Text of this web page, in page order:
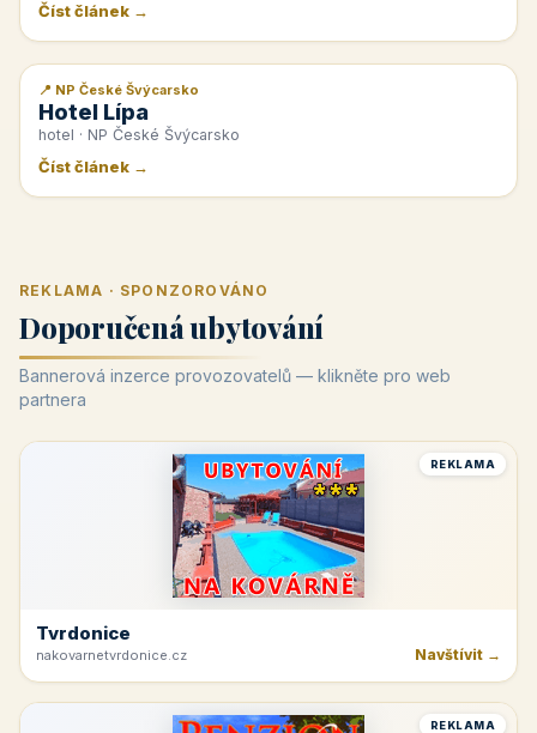
Číst článek →
📰 PR článek
📍 NP České Švýcarsko
Hotel Lípa
hotel · NP České Švýcarsko
Číst článek →
REKLAMA · SPONZOROVÁNO
Doporučená ubytování
Bannerová inzerce provozovatelů — klikněte pro web
partnera
REKLAMA
Tvrdonice
nakovarnetvrdonice.cz Navštívit →
REKLAMA